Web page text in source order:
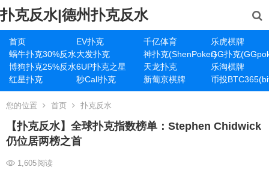
扑克反水|德州扑克反水
首页 EV扑克 千亿体育
乐虎棋牌
蜗牛扑克30%反水大发扑克 神扑克(ShenPoker)GG扑克
博狗扑克25%反水6UP扑克之星 天龙扑克
乐淘棋牌
红星扑克
秒Call扑克 新葡京棋牌 币投
您的位置 首页 扑克反水
【扑克反水】全球扑克指数榜单：Stephen Chidwick
仍位居两榜之首
1,605阅读